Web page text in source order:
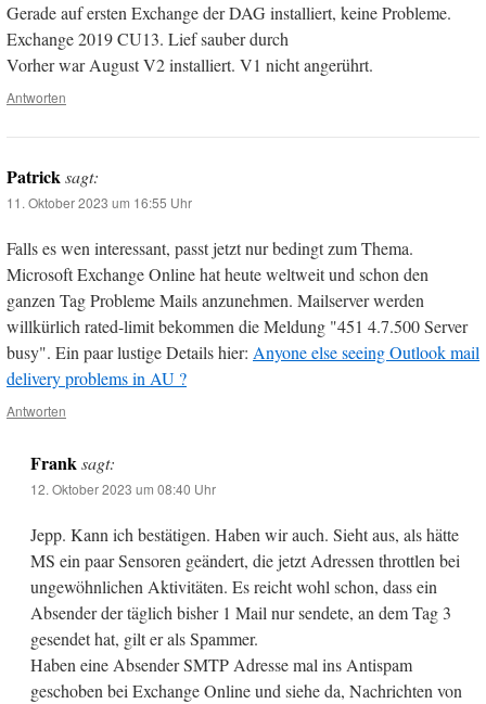
Gerade auf ersten Exchange der DAG installiert, keine Probleme.
Exchange 2019 CU13. Lief sauber durch
Vorher war August V2 installiert. V1 nicht angerührt.
Antworten
Patricksagt:
11. Oktober 2023 um 16:55 Uhr
Falls es wen interessant, passt jetzt nur bedingt zum Thema.
Microsoft Exchange Online hat heute weltweit und schon den
ganzen Tag Probleme Mails anzunehmen. Mailserver werden
willkürlich rated-limit bekommen die Meldung "451 4.7.500 Server
busy". Ein paar lustige Details hier: Anyone else seeing Outlook mail
delivery problems in AU ?
Antworten
Frank sagt:
12. Oktober 2023 um 08:40 Uhr
Jepp. Kann ich bestätigen. Haben wir auch. Sieht aus, als hätte
MS ein paar Sensoren geändert, die jetzt Adressen throttlen bei
ungewöhnlichen Aktivitäten. Es reicht wohl schon, dass ein
Absender der täglich bisher 1 Mail nur sendete, an dem Tag 3
gesendet hat, gilt er als Spammer.
Haben eine Absender SMTP Adresse mal ins Antispam
geschoben bei Exchange Online und siehe da, Nachrichten von